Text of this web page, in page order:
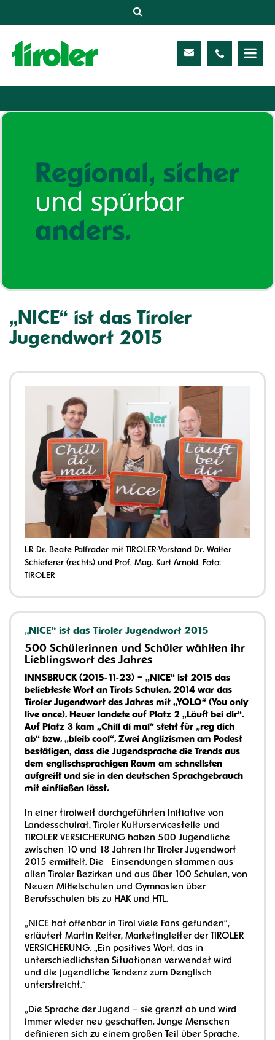
Service
Meine TIROLER
Karriere
„NICE“ ist das Tiroler
Jugendwort 2015
LR Dr. Beate Palfrader mit TIROLER-Vorstand Dr. Walter
Schieferer (rechts) und Prof. Mag. Kurt Arnold. Foto:
TIROLER
„NICE“ ist das Tiroler Jugendwort 2015
500 Schülerinnen und Schüler wählten ihr
Lieblingswort des Jahres
INNSBRUCK (2015-11-23) – „NICE“ ist 2015 das
beliebteste Wort an Tirols Schulen. 2014 war das
Tiroler Jugendwort des Jahres mit „YOLO“ (You only
live once). Heuer landete auf Platz 2 „Läuft bei dir“.
Auf Platz 3 kam „Chill di mal“ steht für „reg dich
ab“ bzw. „bleib cool“. Zwei Anglizismen am Podest
bestätigen, dass die Jugendsprache die Trends aus
dem englischsprachigen Raum am schnellsten
aufgreift und sie in den deutschen Sprachgebrauch
mit einfließen lässt.
In einer tirolweit durchgeführten Initiative von
Landesschulrat, Tiroler Kulturservicestelle und
TIROLER VERSICHERUNG haben 500 Jugendliche
zwischen 10 und 18 Jahren ihr Tiroler Jugendwort
2015 ermittelt. Die Einsendungen stammen aus
allen Tiroler Bezirken und aus über 100 Schulen, von
Neuen Mittelschulen und Gymnasien über
Berufsschulen bis zu HAK und HTL.
„NICE hat offenbar in Tirol viele Fans gefunden“,
erläutert Martin Reiter, Marketingleiter der TIROLER
VERSICHERUNG. „Ein positives Wort, das in
unterschiedlichsten Situationen verwendet wird
und die jugendliche Tendenz zum Denglisch
unterstreicht.“
„Die Sprache der Jugend – sie grenzt ab und wird
immer wieder neu geschaffen. Junge Menschen
definieren sich zu einem großen Teil über Sprache.